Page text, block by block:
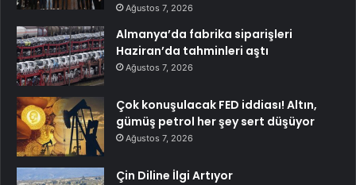
Ağustos 7, 2026
Almanya’da fabrika siparişleri
Haziran’da tahminleri aştı
Ağustos 7, 2026
Çok konuşulacak FED iddiası! Altın,
gümüş petrol her şey sert düşüyor
Ağustos 7, 2026
Çin Diline İlgi Artıyor